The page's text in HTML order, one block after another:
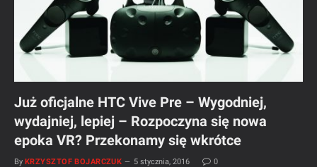
Już oficjalne HTC Vive Pre – Wygodniej,
wydajniej, lepiej – Rozpoczyna się nowa
epoka VR? Przekonamy się wkrótce
By KRZYSZTOF BOJARCZUK 5 stycznia, 2016 0